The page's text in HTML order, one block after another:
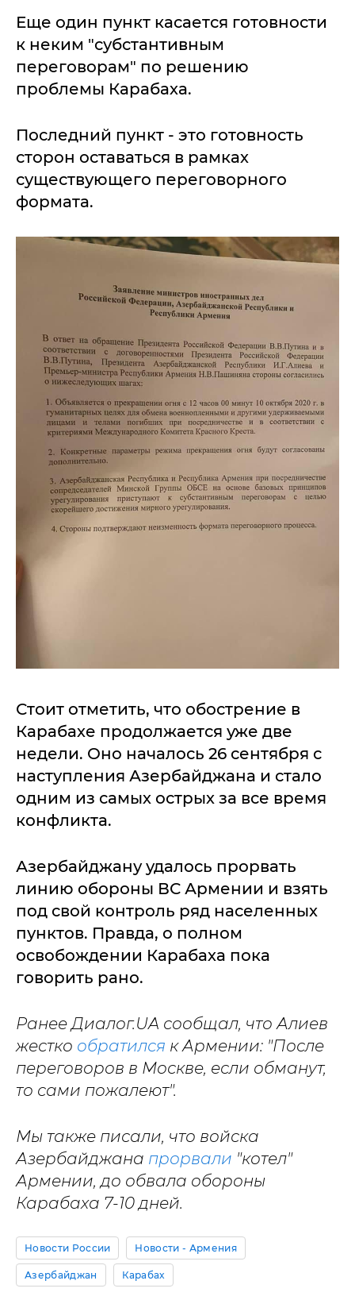
Еще один пункт касается готовности
к неким "субстантивным
переговорам" по решению
проблемы Карабаха.
Последний пункт - это готовность
сторон оставаться в рамках
существующего переговорного
формата.
Стоит отметить, что обострение в
Карабахе продолжается уже две
недели. Оно началось 26 сентября с
наступления Азербайджана и стало
одним из самых острых за все время
конфликта.
Азербайджану удалось прорвать
линию обороны ВС Армении и взять
под свой контроль ряд населенных
пунктов. Правда, о полном
освобождении Карабаха пока
говорить рано.
Ранее Диалог.UA сообщал, что Алиев
жестко обратился к Армении: "После
переговоров в Москве, если обманут,
то сами пожалеют".
Мы также писали, что войска
Азербайджана прорвали "котел"
Армении, до обвала обороны
Карабаха 7-10 дней.
Новости России Новости - Армения
Азербайджан Карабах